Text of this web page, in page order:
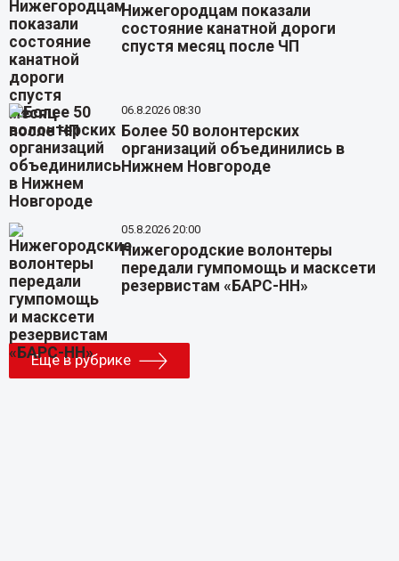
Нижегородцам показали
состояние канатной дороги
спустя месяц после ЧП
06.8.2026 08:30
Более 50 волонтерских
организаций объединились в
Нижнем Новгороде
05.8.2026 20:00
Нижегородские волонтеры
передали гумпомощь и масксети
резервистам «БАРС-НН»
Еще в рубрике